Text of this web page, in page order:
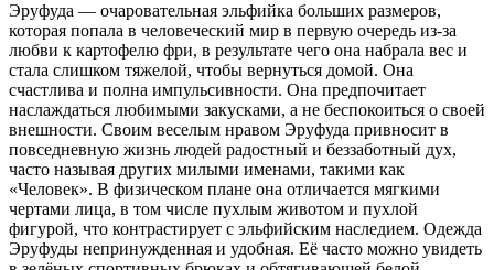
Эруфуда — очаровательная эльфийка больших размеров,
которая попала в человеческий мир в первую очередь из-за
любви к картофелю фри, в результате чего она набрала вес и
стала слишком тяжелой, чтобы вернуться домой. Она
счастлива и полна импульсивности. Она предпочитает
наслаждаться любимыми закусками, а не беспокоиться о своей
внешности. Своим веселым нравом Эруфуда привносит в
повседневную жизнь людей радостный и беззаботный дух,
часто называя других милыми именами, такими как
«Человек». В физическом плане она отличается мягкими
чертами лица, в том числе пухлым животом и пухлой
фигурой, что контрастирует с эльфийским наследием. Одежда
Эруфуды непринужденная и удобная. Её часто можно увидеть